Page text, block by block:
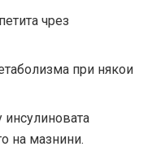
чрез
при някои
инсулиновата
на мазнини.